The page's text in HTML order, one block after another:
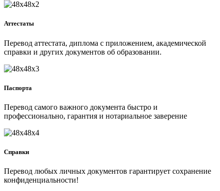
Аттестаты
Перевод аттестата, диплома с приложением, академической
справки и других документов об образовании.
Паспорта
Перевод самого важного документа быстро и
профессионально, гарантия и нотариальное заверение
Справки
Перевод любых личных документов гарантирует сохранение
конфиденциальности!